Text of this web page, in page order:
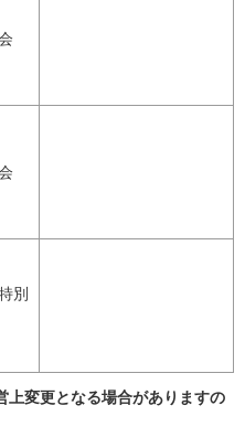
別
上変更となる場合がありますの